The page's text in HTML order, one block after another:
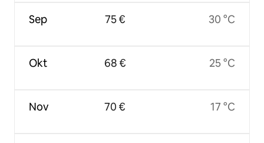
Sep
Okt
Nov
75 €
68 €
70 €
30 °C
25 °C
17 °C